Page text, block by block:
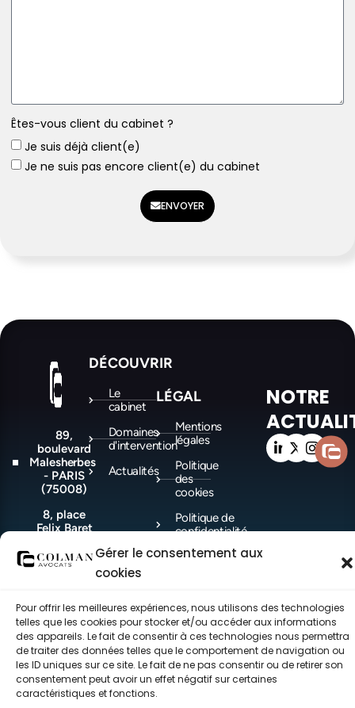
Gérer le consentement aux
cookies
Pour offrir les meilleures expériences, nous utilisons des technologies
telles que les cookies pour stocker et/ou accéder aux informations
des appareils. Le fait de consentir à ces technologies nous permettra
de traiter des données telles que le comportement de navigation ou
les ID uniques sur ce site. Le fait de ne pas consentir ou de retirer son
consentement peut avoir un effet négatif sur certaines
caractéristiques et fonctions.
Êtes-vous client du cabinet ?
Je suis déjà client(e)
Je ne suis pas encore client(e) du cabinet
ENVOYER
89,
boulevard
Malesherbes
- PARIS
(75008)
8, place
Felix Baret
MARSEILLE
(13006)
DÉCOUVRIR
Le
cabinet
Domaines
d'intervention
Actualités
LÉGAL
Mentions
légales
Politique
des
cookies
Politique de
confidentialité
NOTRE
©COLMAN Avocats 2021-2026 – Tous droits réservés – made with ♥ by
CEC.